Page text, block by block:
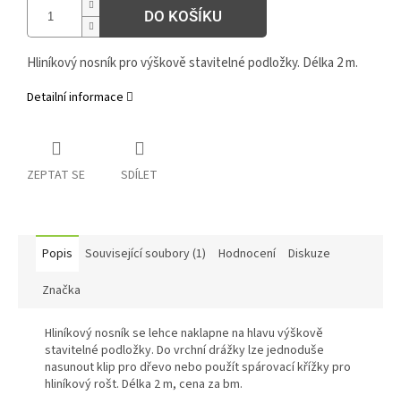
DO KOŠÍKU
Hliníkový nosník pro výškově stavitelné podložky. Délka 2 m.
Detailní informace
ZEPTAT SE SDÍLET
Popis Související soubory (1) Hodnocení Diskuze
Značka
Hliníkový nosník se lehce naklapne na hlavu výškově
stavitelné podložky. Do vrchní drážky lze jednoduše
nasunout klip pro dřevo nebo použít spárovací křížky pro
hliníkový rošt. Délka 2 m, cena za bm.